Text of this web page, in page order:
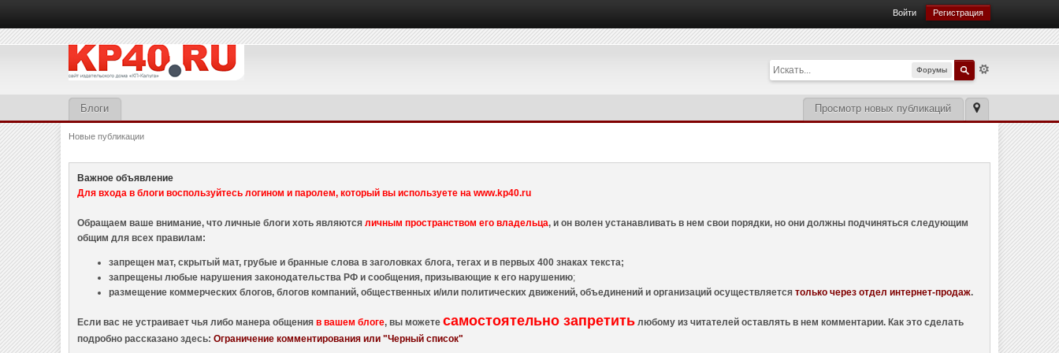
Войти Регистрация
Форумы
Просмотр новых публикаций
Блоги
Новые публикации
Важное объявление
Для входа в блоги воспользуйтесь логином и паролем, который вы используете на www.kp40.ru
Обращаем ваше внимание, что личные блоги хоть являютсяличным пространством его владельца, и он волен устанавливать в нем свои порядки, но они должны подчиняться следующим
общим для всех правилам:
запрещен мат, скрытый мат, грубые и бранные слова в заголовках блога, тегах и в первых 400 знаках текста;
запрещены любые нарушения законодательства РФ и сообщения, призывающие к его нарушению;
размещение коммерческих блогов, блогов компаний, общественных и/или политических движений, объединений и организаций осуществляетсятолько через отдел интернет-продаж.
Если вас не устраивает чья либо манера общенияв вашем блоге, вы можетесамостоятельно запретить любому из читателей оставлять в нем комментарии. Как это сделать
подробно рассказано здесь:Ограничение комментирования или "Черный список"